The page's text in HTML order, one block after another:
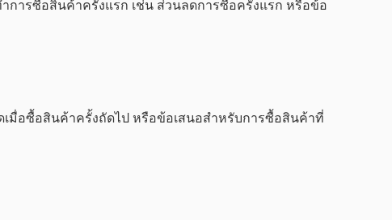
ารซื้อสินค้าครั้งแรก เช่น ส่วนลดการซื้อครั้งแรก หรือข้อ
มื่อซื้อสินค้าครั้งถัดไป หรือข้อเสนอสำหรับการซื้อสินค้าที่